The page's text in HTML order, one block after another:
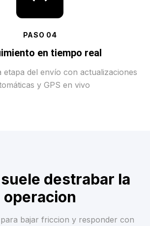
PASO 04
en tiempo real
etapa del envío con actualizaciones
y GPS en vivo
destrabar la
operacion
bajar friccion y responder con